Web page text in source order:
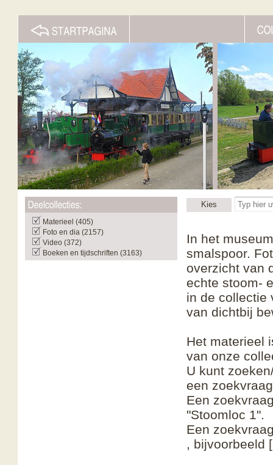
Materieel (405)
Foto en dia (2157)
Video (372)
Boeken en tijdschriften (3163)
Kies
In het
smalspoor.
overzicht van
echte stoom-
in de collectie
van dichtbij
Het materieel
van onze
U kunt
een
Een
"Stoomloc 1".
Een
,